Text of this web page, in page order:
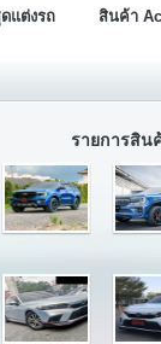
แต่งรถ สินค้า
รายการสิน